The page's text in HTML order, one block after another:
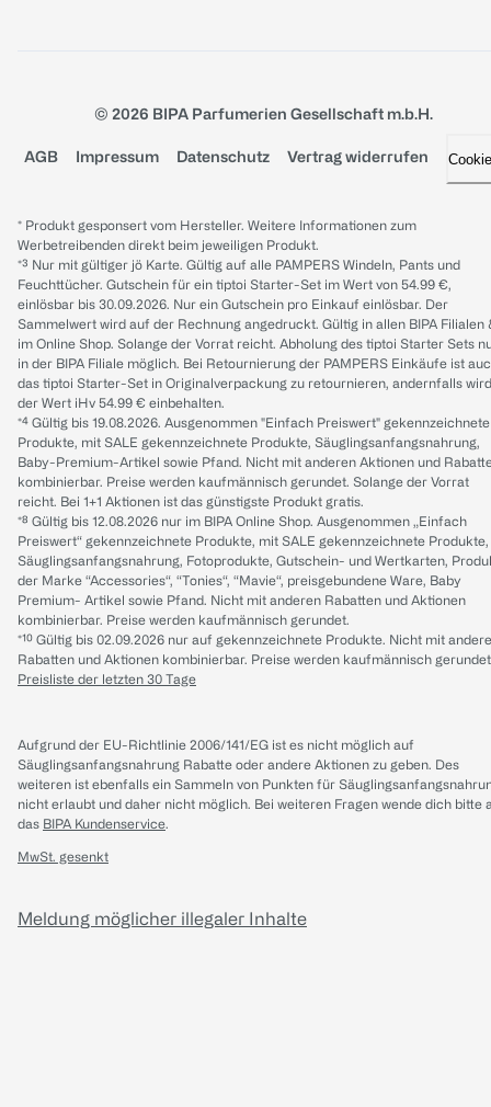
© 2026 BIPA Parfumerien Gesellschaft m.b.H.
AGB Impressum Datenschutz Vertrag widerrufen
* Produkt gesponsert vom Hersteller. Weitere Informationen zum
Werbetreibenden direkt beim jeweiligen Produkt.
*³ Nur mit gültiger jö Karte. Gültig auf alle PAMPERS Windeln, Pants und
Feuchttücher. Gutschein für ein tiptoi Starter-Set im Wert von 54.99 €,
einlösbar bis 30.09.2026. Nur ein Gutschein pro Einkauf einlösbar. Der
Sammelwert wird auf der Rechnung angedruckt. Gültig in allen BIPA Filialen
im Online Shop. Solange der Vorrat reicht. Abholung des tiptoi Starter Sets
in der BIPA Filiale möglich. Bei Retournierung der PAMPERS Einkäufe ist
das tiptoi Starter-Set in Originalverpackung zu retournieren, andernfalls wird
der Wert iHv 54.99 € einbehalten.
*⁴ Gültig bis 19.08.2026. Ausgenommen "Einfach Preiswert" gekennzeichnete
Produkte, mit SALE gekennzeichnete Produkte, Säuglingsanfangsnahrung,
Baby-Premium-Artikel sowie Pfand. Nicht mit anderen Aktionen und
kombinierbar. Preise werden kaufmännisch gerundet. Solange der Vorrat
reicht. Bei 1+1 Aktionen ist das günstigste Produkt gratis.
*⁸ Gültig bis 12.08.2026 nur im BIPA Online Shop. Ausgenommen „Einfach
Preiswert“ gekennzeichnete Produkte, mit SALE gekennzeichnete Produkte,
Säuglingsanfangsnahrung, Fotoprodukte, Gutschein- und Wertkarten,
der Marke “Accessories“, “Tonies“, “Mavie“, preisgebundene Ware, Baby
Premium- Artikel sowie Pfand. Nicht mit anderen Rabatten und Aktionen
kombinierbar. Preise werden kaufmännisch gerundet.
*¹⁰ Gültig bis 02.09.2026 nur auf gekennzeichnete Produkte. Nicht mit
Rabatten und Aktionen kombinierbar. Preise werden kaufmännisch
Preisliste der letzten 30 Tage
Aufgrund der EU-Richtlinie 2006/141/EG ist es nicht möglich auf
Säuglingsanfangsnahrung Rabatte oder andere Aktionen zu geben. Des
weiteren ist ebenfalls ein Sammeln von Punkten für
nicht erlaubt und daher nicht möglich. Bei weiteren Fragen wende dich bitte
das BIPA Kundenservice.
MwSt. gesenkt
Meldung möglicher illegaler Inhalte